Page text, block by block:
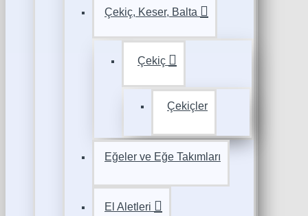
Çekiç, Keser, Balta
Çekiç
Çekiçler
Eğeler ve Eğe Takımları
El Aletleri